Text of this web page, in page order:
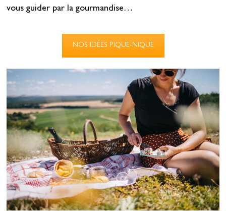
vous guider par la gourmandise…
NOS IDÉES PIQUE-NIQUE